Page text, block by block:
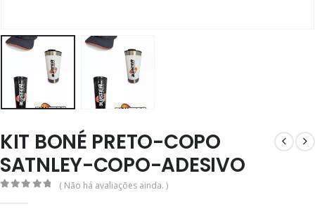
KIT BONÉ PRETO-COPO
SATNLEY-COPO-ADESIVO
( Não há avaliações ainda. )